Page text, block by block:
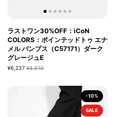
ラストワン30%OFF：iCoN
COLORS：ポインテッドトゥ エナ
メル パンプス（C57171）ダーク
グレージュE
¥6,237 ¥8,910
-10%
SALE